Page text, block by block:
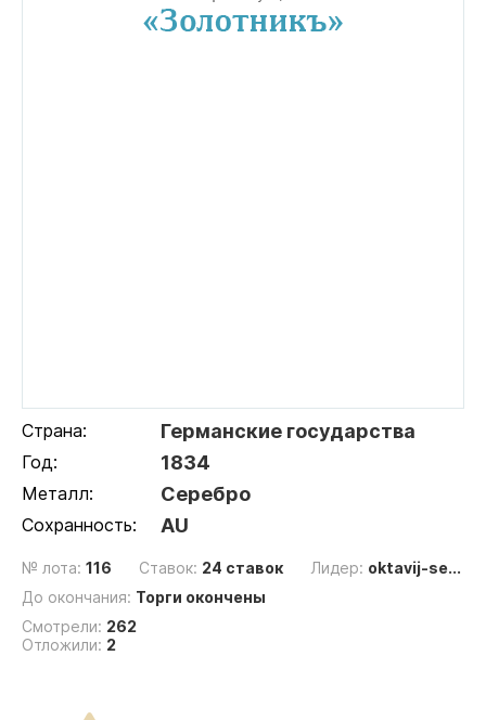
Страна: Германские государства
Год: 1834
Металл: Серебро
Сохранность: AU
№ лота: 116 Ставок: 24 ставок Лидер: oktavij-se...
До окончания: Торги окончены
Смотрели: 262
Отложили: 2